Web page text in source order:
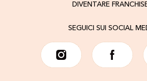
DIVENTARE
SEGUICI SUI SOCIAL